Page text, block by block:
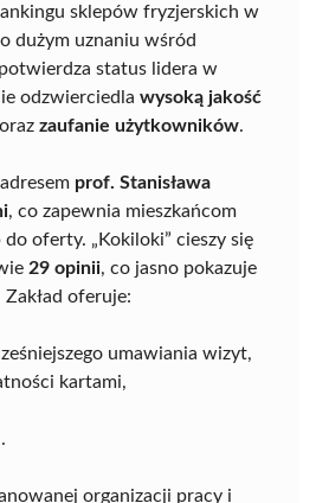
sklepów fryzjerskich w
dużym uznaniu wśród
status lidera w
odzwierciedla wysoką jakość
zaufanie użytkowników.
prof. Stanisława
, co zapewnia mieszkańcom
oferty. „Kokiloki” cieszy się
29 opinii, co jasno pokazuje
oferuje:
umawiania wizyt,
kartami,
organizacji pracy i